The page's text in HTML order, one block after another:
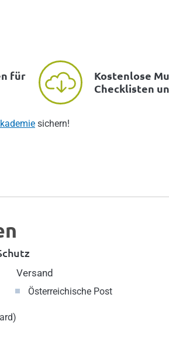
für
Kostenlose
Checklisten
sichern!
Versand
Österreichische Post